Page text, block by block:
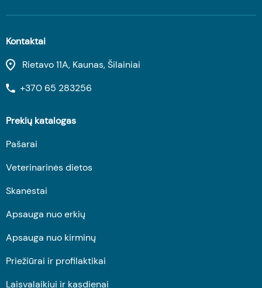
Kontaktai
Rietavo 11A, Kaunas, Šilainiai
+370 65 283256
Prekių katalogas
Pašarai
Veterinarinės dietos
Skanėstai
Apsauga nuo erkių
Apsauga nuo kirminų
Priežiūrai ir profilaktikai
Laisvalaikiui ir kasdienai